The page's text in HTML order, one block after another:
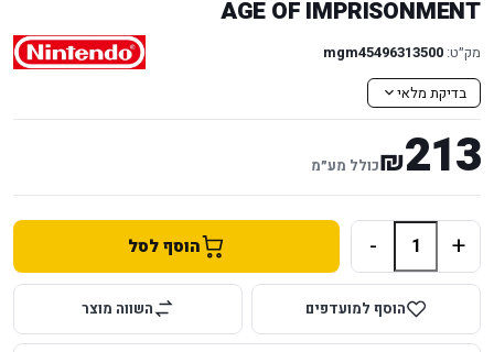
AGE OF IMPRISONMENT
מק״ט: mgm45496313500
בדיקת מלאי
213
₪כולל מע״מ
+
- הוסף לסל
הוסף למועדפים השווה מוצר